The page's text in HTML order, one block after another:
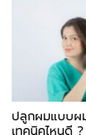
ปลูกผมแบบผ
เทคนิคไหนดี ?